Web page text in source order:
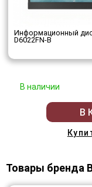
Информационный
D6022FN-B
В наличии
В
Товары бренда